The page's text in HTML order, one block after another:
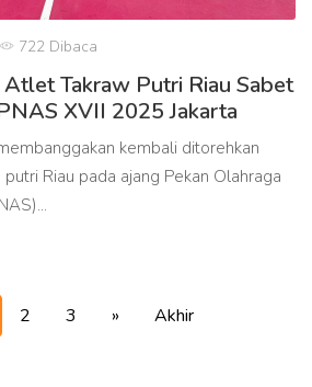
722 Dibaca
Takraw Putri Riau Sabet
XVII 2025 Jakarta
kembali ditorehkan
Riau pada ajang Pekan Olahraga
2 3 » Akhir